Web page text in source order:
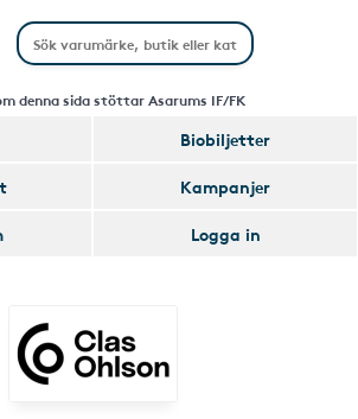
denna sida stöttar Asarums IF/FK
Biobiljetter
Kampanjer
Logga in